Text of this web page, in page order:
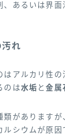
、あるいは界面
汚れ
はアルカリ性の
のは水垢 と金属
類がありますが
ルシウムが原因